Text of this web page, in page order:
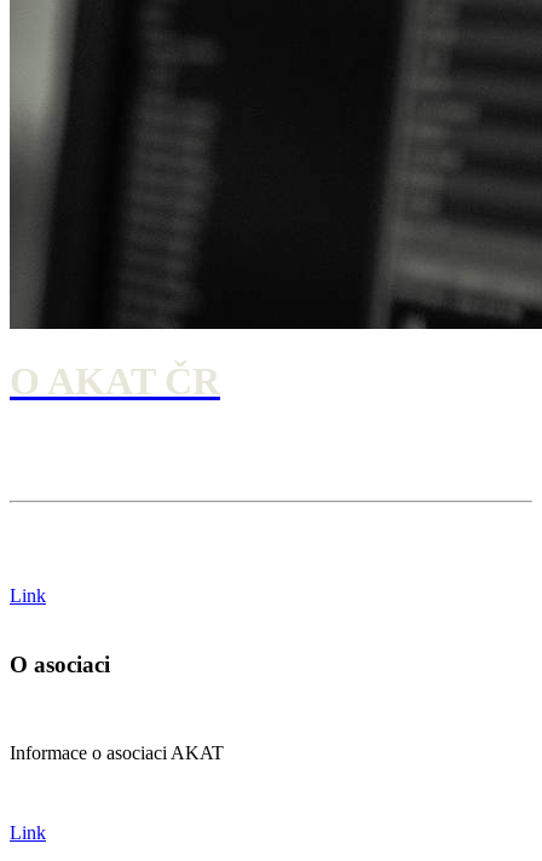
O AKAT ČR
Link
O asociaci
Informace o asociaci AKAT
Link